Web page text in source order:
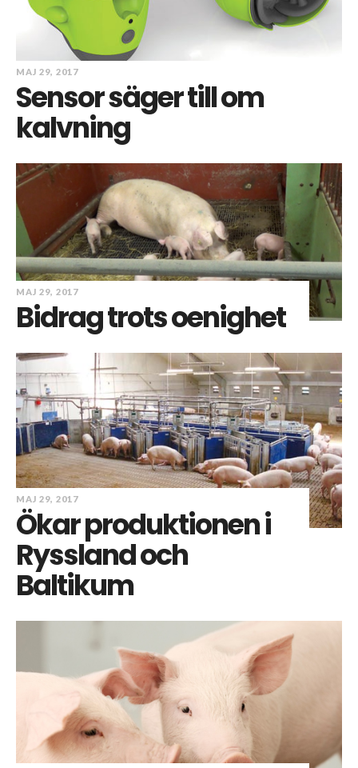
MAJ 29, 2017
Sensor säger till om
kalvning
MAJ 29, 2017
Bidrag trots oenighet
MAJ 29, 2017
Ökar produktionen i
Ryssland och
Baltikum